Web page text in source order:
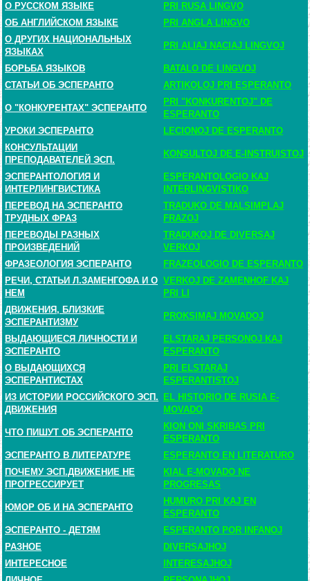
О РУССКОМ ЯЗЫКЕ
PRI RUSA LINGVO
ОБ АНГЛИЙСКОМ ЯЗЫКЕ
PRI ANGLA LINGVO
О ДРУГИХ НАЦИОНАЛЬНЫХ
ЯЗЫКАХ
PRI ALIAJ NACIAJ LINGVOJ
БОРЬБА ЯЗЫКОВ
BATALO DE LINGVOJ
СТАТЬИ ОБ ЭСПЕРАНТО
ARTIKOLOJ PRI ESPERANTO
О "КОНКУРЕНТАХ" ЭСПЕРАНТО
PRI "KONKURENTOJ" DE
ESPERANTO
УРОКИ ЭСПЕРАНТО
LECIONOJ DE ESPERANTO
КОНСУЛЬТАЦИИ
ПРЕПОДАВАТЕЛЕЙ ЭСП.
KONSULTOJ DE E-INSTRUISTOJ
ЭСПЕРАНТОЛОГИЯ И
ИНТЕРЛИНГВИСТИКА
ESPERANTOLOGIO KAJ
INTERLINGVISTIKO
ПЕРЕВОД НА ЭСПЕРАНТО
ТРУДНЫХ ФРАЗ
TRADUKO DE MALSIMPLAJ
FRAZOJ
ПЕРЕВОДЫ РАЗНЫХ
ПРОИЗВЕДЕНИЙ
TRADUKOJ DE DIVERSAJ
VERKOJ
ФРАЗЕОЛОГИЯ ЭСПЕРАНТО
FRAZEOLOGIO DE ESPERANTO
РЕЧИ, СТАТЬИ Л.ЗАМЕНГОФА И О
НЕМ
VERKOJ DE ZAMENHOF KAJ
PRI LI
ДВИЖЕНИЯ, БЛИЗКИЕ
ЭСПЕРАНТИЗМУ
PROKSIMAJ MOVADOJ
ВЫДАЮЩИЕСЯ ЛИЧНОСТИ И
ЭСПЕРАНТО
ELSTARAJ PERSONOJ KAJ
ESPERANTO
О ВЫДАЮЩИХСЯ
ЭСПЕРАНТИСТАХ
PRI ELSTARAJ
ESPERANTISTOJ
ИЗ ИСТОРИИ РОССИЙСКОГО ЭСП.
ДВИЖЕНИЯ
EL HISTORIO DE RUSIA E-
MOVADO
ЧТО ПИШУТ ОБ ЭСПЕРАНТО
KION ONI SKRIBAS PRI
ESPERANTO
ЭСПЕРАНТО В ЛИТЕРАТУРЕ
ESPERANTO EN LITERATURO
ПОЧЕМУ ЭСП.ДВИЖЕНИЕ НЕ
ПРОГРЕССИРУЕТ
KIAL E-MOVADO NE
PROGRESAS
ЮМОР ОБ И НА ЭСПЕРАНТО
HUMURO PRI KAJ EN
ESPERANTO
ЭСПЕРАНТО - ДЕТЯМ
ESPERANTO POR INFANOJ
РАЗНОЕ
DIVERSAJHOJ
ИНТЕРЕСНОЕ
INTERESAJHOJ